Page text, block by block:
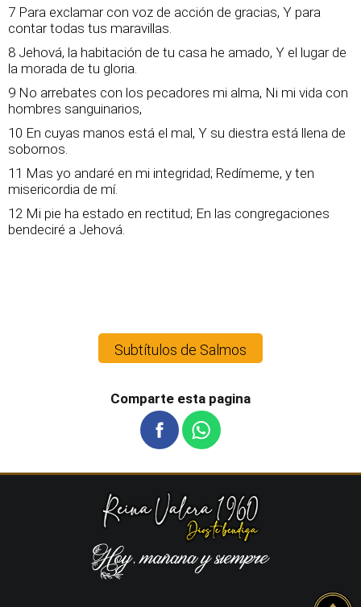
7 Para exclamar con voz de acción de gracias, Y para
contar todas tus maravillas.
8 Jehová, la habitación de tu casa he amado, Y el lugar de
la morada de tu gloria.
9 No arrebates con los pecadores mi alma, Ni mi vida con
hombres sanguinarios,
10 En cuyas manos está el mal, Y su diestra está llena de
sobornos.
11 Mas yo andaré en mi integridad; Redímeme, y ten
misericordia de mí.
12 Mi pie ha estado en rectitud; En las congregaciones
bendeciré a Jehová.
Subtítulos de Salmos
Comparte esta pagina